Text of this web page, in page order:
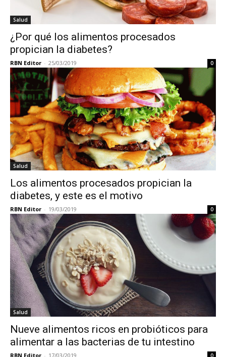
Salud
¿Por qué los alimentos procesados
propician la diabetes?
RBN Editor - 25/03/2019 0
Salud
Los alimentos procesados propician la
diabetes, y este es el motivo
RBN Editor - 19/03/2019 0
Salud
Nueve alimentos ricos en probióticos para
alimentar a las bacterias de tu intestino
RBN Editor - 17/03/2019 0